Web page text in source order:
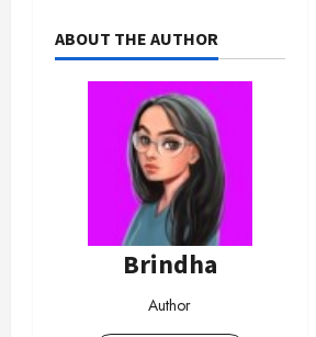
ABOUT THE AUTHOR
Brindha
Author